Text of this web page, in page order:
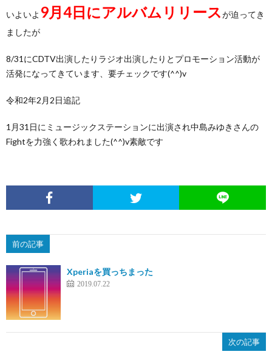
いよいよ 9月4日にアルバムリリースが迫ってき
ましたが
8/31にCDTV出演したりラジオ出演したりとプロモーション活動が
活発になってきています、要チェックです(^^)v
令和2年2月2日追記
1月31日にミュージックステーションに出演され中島みゆきさんの
Fightを力強く歌われました(^^)v素敵です
前の記事
Xperiaを買っちまった
2019.07.22
次の記事